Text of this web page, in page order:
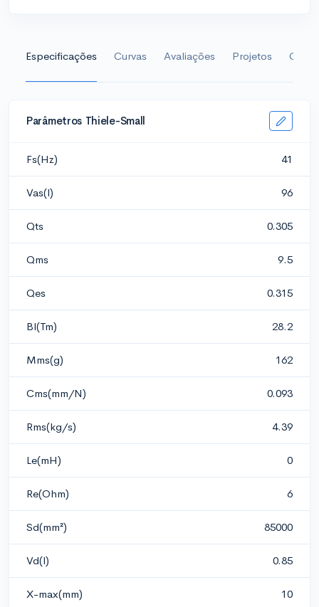
Especificações Curvas Avaliações Projetos
Parâmetros Thiele-Small
Fs(Hz) 41
Vas(l) 96
Qts 0.305
Qms 9.5
Qes 0.315
Bl(Tm) 28.2
Mms(g) 162
Cms(mm/N) 0.093
Rms(kg/s) 4.39
Le(mH) 0
Re(Ohm) 6
Sd(mm²) 85000
Vd(l) 0.85
X-max(mm) 10